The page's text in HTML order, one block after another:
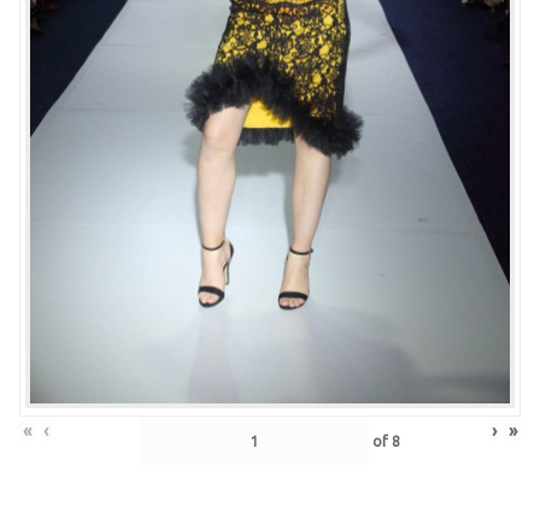
« ‹ of 8 › »